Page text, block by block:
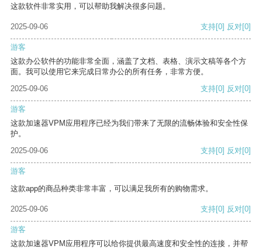
这款软件非常实用，可以帮助我解决很多问题。
2025-09-06 支持[0] 反对[0]
游客
这款办公软件的功能非常全面，涵盖了文档、表格、演示文稿等各个方
面。我可以使用它来完成日常办公的所有任务，非常方便。
2025-09-06
支持[0] 反对[0]
游客
这款加速器VPM应用程序已经为我们带来了无限的流畅体验和安全性保
护。
2025-09-06
支持[0] 反对[0]
游客
这款app的商品种类非常丰富，可以满足我所有的购物需求。
2025-09-06 支持[0] 反对[0]
游客
这款加速器VPM应用程序可以给你提供最高速度和安全性的连接，并帮